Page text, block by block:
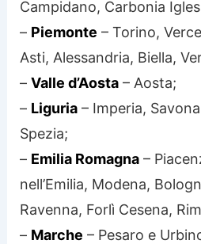
Campidano, Carbonia
– Piemonte – Torino,
Asti, Alessandria, Biella,
–Valle d’Aosta – Aosta;
– Liguria – Imperia,
Spezia;
– Emilia Romagna –
nell’Emilia, Modena,
Ravenna, Forlì Cesena,
– Marche – Pesaro e